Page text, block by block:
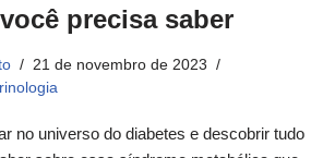
precisa saber
21 de novembro de 2023
no universo do diabetes e descobrir tudo